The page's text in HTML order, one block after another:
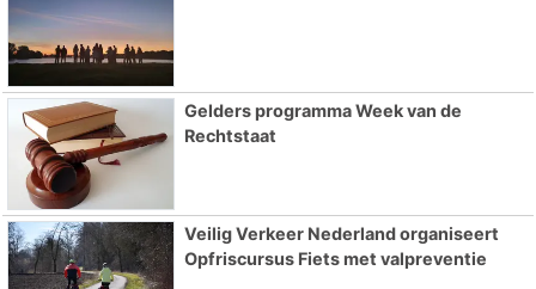
Gelders programma Week van de
Rechtstaat
Veilig Verkeer Nederland organiseert
Opfriscursus Fiets met valpreventie